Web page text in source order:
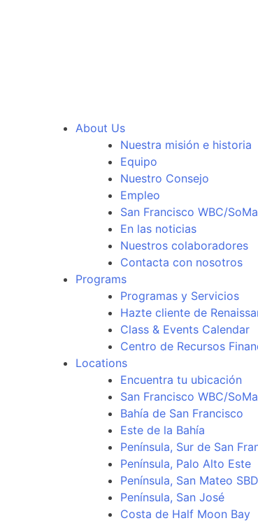
About Us
Nuestra misión e historia
Equipo
Nuestro Consejo
Empleo
San Francisco WBC/SoMa
En las noticias
Nuestros colaboradores
Contacta con nosotros
Programs
Programas y Servicios
Hazte cliente de
Class & Events Calendar
Centro de Recursos
Locations
Encuentra tu ubicación
San Francisco WBC/SoMa
Bahía de San Francisco
Este de la Bahía
Península, Sur de San
Península, Palo Alto Este
Península, San Mateo
Península, San José
Costa de Half Moon Bay